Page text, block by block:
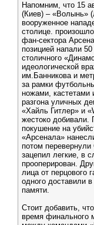
Напомним, что 15
(Киев) – «Волынь»
вооруженное
столице.
фан-сектора
позицией напали
столичного
идеологической
им.Банникова и
за рамки
ножами,
разгона уличных
«Хайль Гитлер» и
жестоко добивали.
покушение на
«Арсенала»
потом
зацепил легкие, в
прооперирован.
лица от перцового
одного доставили
памяти.
Стоит добавить,
время финального